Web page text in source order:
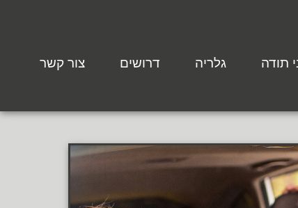
תודה גלריה דרושים צור קשר